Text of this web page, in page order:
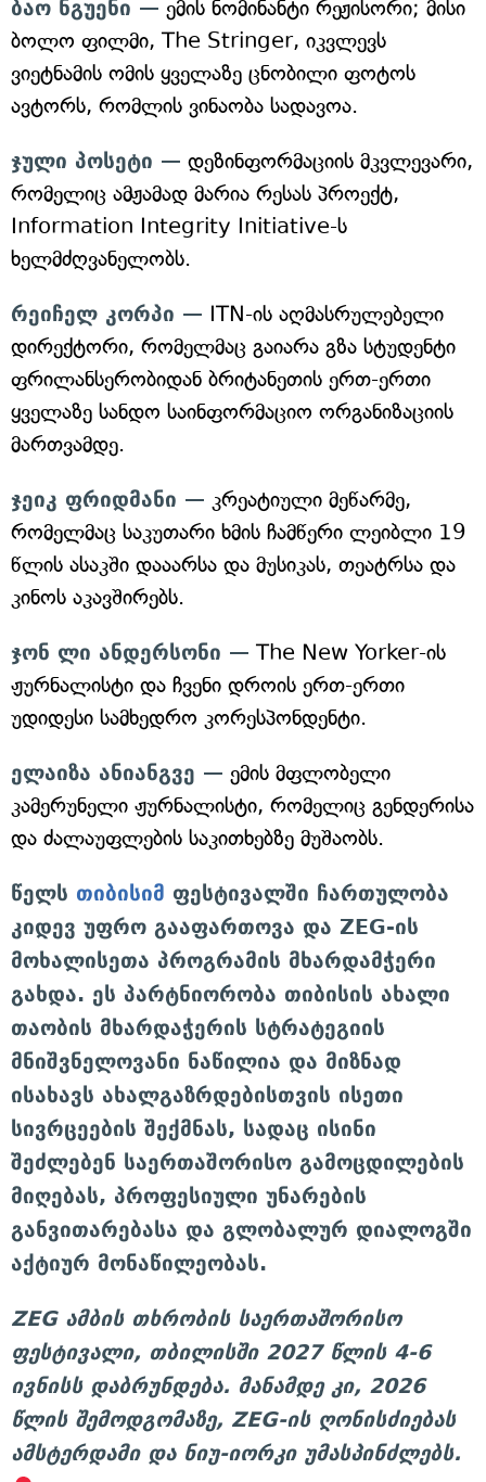
ბაო ნგუენი — ემის ნომინანტი რეჟისორი; მისი
ბოლო ფილმი, The Stringer, იკვლევს
ვიეტნამის ომის ყველაზე ცნობილი ფოტოს
ავტორს, რომლის ვინაობა სადავოა.
ჯული პოსეტი — დეზინფორმაციის მკვლევარი,
რომელიც ამჟამად მარია რესას პროექტ,
Information Integrity Initiative-ს
ხელმძღვანელობს.
რეიჩელ კორპი — ITN-ის აღმასრულებელი
დირექტორი, რომელმაც გაიარა გზა სტუდენტი
ფრილანსერობიდან ბრიტანეთის ერთ-ერთი
ყველაზე სანდო საინფორმაციო ორგანიზაციის
მართვამდე.
ჯეიკ ფრიდმანი — კრეატიული მეწარმე,
რომელმაც საკუთარი ხმის ჩამწერი ლეიბლი 19
წლის ასაკში დააარსა და მუსიკას, თეატრსა და
კინოს აკავშირებს.
ჯონ ლი ანდერსონი — The New Yorker-ის
ჟურნალისტი და ჩვენი დროის ერთ-ერთი
უდიდესი სამხედრო კორესპონდენტი.
ელაიზა ანიანგვე — ემის მფლობელი
კამერუნელი ჟურნალისტი, რომელიც გენდერისა
და ძალაუფლების საკითხებზე მუშაობს.
წელს თიბისიმ ფესტივალში ჩართულობა
კიდევ უფრო გააფართოვა და ZEG-ის
მოხალისეთა პროგრამის მხარდამჭერი
გახდა. ეს პარტნიორობა თიბისის ახალი
თაობის მხარდაჭერის სტრატეგიის
მნიშვნელოვანი ნაწილია და მიზნად
ისახავს ახალგაზრდებისთვის ისეთი
სივრცეების შექმნას, სადაც ისინი
შეძლებენ საერთაშორისო გამოცდილების
მიღებას, პროფესიული უნარების
განვითარებასა და გლობალურ დიალოგში
აქტიურ მონაწილეობას.
ZEG ამბის თხრობის საერთაშორისო
ფესტივალი, თბილისში 2027 წლის 4-6
ივნისს დაბრუნდება. მანამდე კი, 2026
წლის შემოდგომაზე, ZEG-ის ღონისძიებას
ამსტერდამი და ნიუ-იორკი უმასპინძლებს.